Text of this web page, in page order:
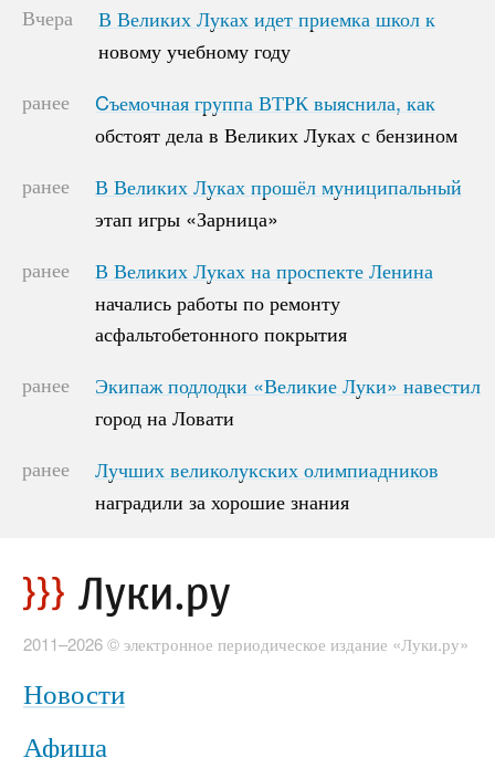
Вчера
В Великих Луках идет приемка школ к
новому учебному году
В Великих Луках идет приемка школ к
новому учебному году
ранее
Cъемочная группа ВТРК выяснила, как
обстоят дела в Великих Луках с бензином
Cъемочная группа ВТРК выяснила, как
обстоят дела в Великих Луках с бензином
ранее
В Великих Луках прошёл муниципальный
этап игры «Зарница»
В Великих Луках прошёл муниципальный
этап игры «Зарница»
ранее
В Великих Луках на проспекте Ленина
начались работы по ремонту
асфальтобетонного покрытия
В Великих Луках на проспекте Ленина
начались работы по ремонту
асфальтобетонного покрытия
ранее
Экипаж подлодки «Великие Луки» навестил
город на Ловати
Экипаж подлодки «Великие Луки» навестил
город на Ловати
ранее
Лучших великолукских олимпиадников
наградили за хорошие знания
Лучших великолукских олимпиадников
наградили за хорошие знания
2011–2026 © электронное периодическое издание «Луки.ру»
Новости
Афиша